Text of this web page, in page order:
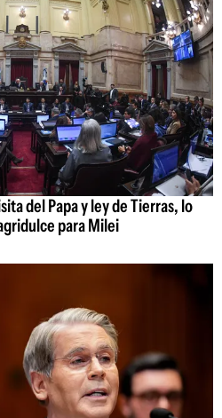
del Papa y ley de Tierras, lo
para Milei